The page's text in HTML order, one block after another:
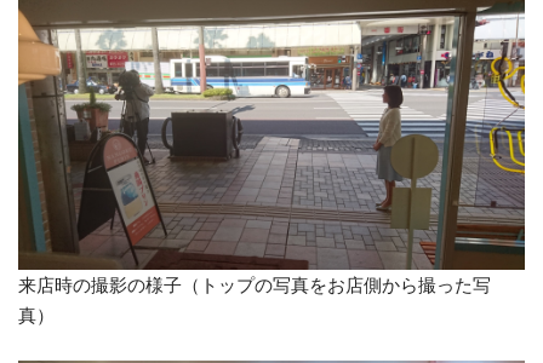
来店時の撮影の様子（トップの写真をお店側から撮った写
真）